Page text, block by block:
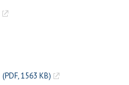
(PDF, 1563 KB)